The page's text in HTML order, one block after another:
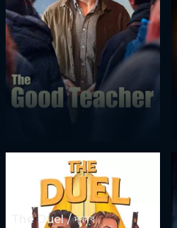
The Duel / দ্বন্দ্ব